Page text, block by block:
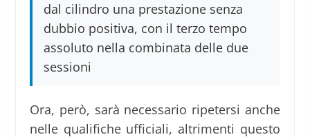
dal cilindro una prestazione senza
dubbio positiva, con il terzo tempo
assoluto nella combinata delle due
sessioni
Ora, però, sarà necessario ripetersi anche
nelle qualifiche ufficiali, altrimenti questo